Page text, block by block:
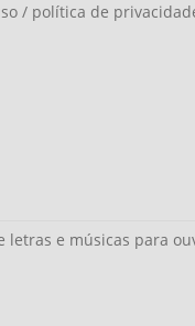
/ política de
e músicas para